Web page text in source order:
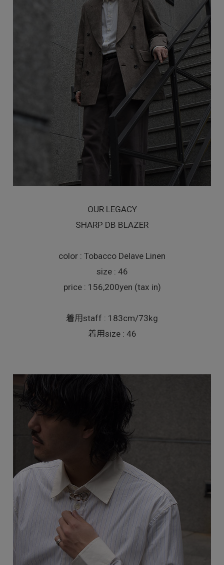
OUR LEGACY
SHARP DB BLAZER
color : Tobacco Delave Linen
size : 46
price : 156,200yen (tax in)
着用staff : 183cm/73kg
着用size : 46